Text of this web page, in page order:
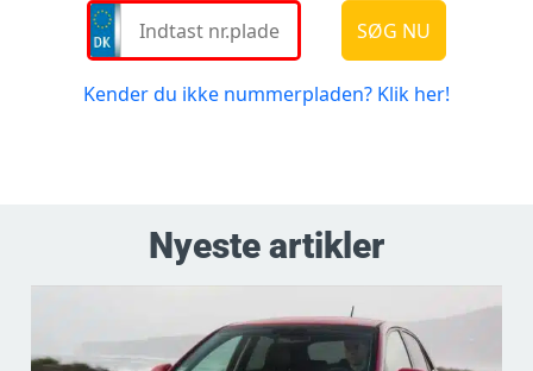
Nyeste artikler